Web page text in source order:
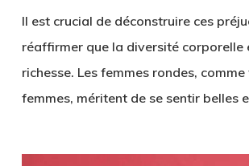
Il est crucial de déconstruire ces
réaffirmer que la diversité corporelle
richesse. Les femmes rondes,
femmes, méritent de se sentir belles